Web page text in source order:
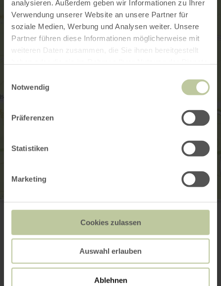
analysieren. Außerdem geben wir Informationen zu Ihrer
Verwendung unserer Website an unsere Partner für
soziale Medien, Werbung und Analysen weiter. Unsere
Partner führen diese Informationen möglicherweise mit
weiteren Daten zusammen, die Sie ihnen bereitgestellt
Notwendig
Präferenzen
Statistiken
Marketing
Cookies zulassen
Auswahl erlauben
Ablehnen
Gemeindehaus
Hauptstr. 38
54608 Brandscheid
Plan your arrival